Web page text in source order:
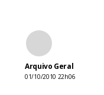
Arquivo Geral
01/10/2010 22h06